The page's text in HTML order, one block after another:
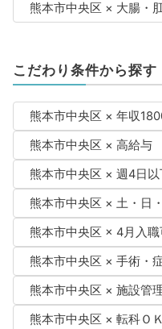
熊本市中央区 × 大腸・
こだわり条件から探す
熊本市中央区 × 年収
熊本市中央区 × 高給与
熊本市中央区 × 週4日
熊本市中央区 × 土・日
熊本市中央区 × 4月入職
熊本市中央区 × 手術・
熊本市中央区 × 施設管
熊本市中央区 × 転科Ｏ